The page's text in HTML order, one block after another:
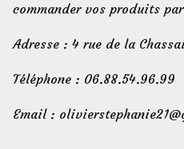
commander vos produits
Adresse : 4 rue de la
Téléphone : 06.88.54.96.99
Email :